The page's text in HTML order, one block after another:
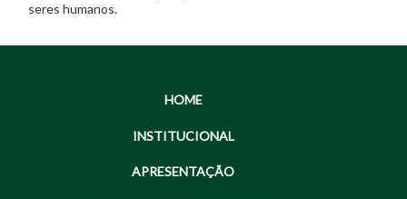
seres humanos.
HOME
INSTITUCIONAL
APRESENTAÇÃO